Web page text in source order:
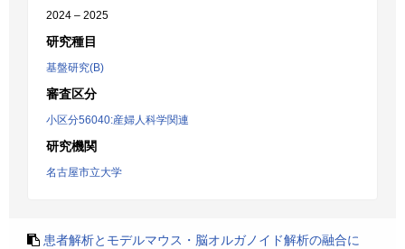
2024 – 2025
研究種目
基盤研究(B)
審査区分
小区分56040:産婦人科学関連
研究機関
名古屋市立大学
患者解析とモデルマウス・脳オルガノイド解析の融合に